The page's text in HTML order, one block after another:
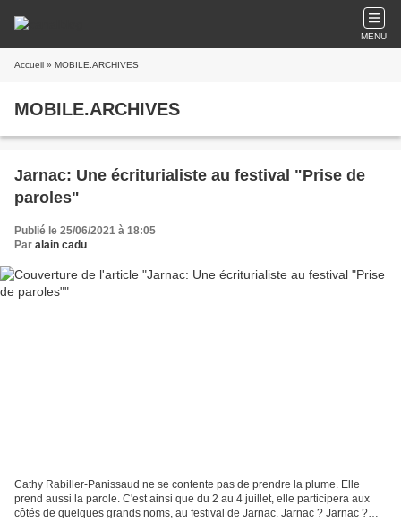
MENU
Accueil » MOBILE.ARCHIVES
MOBILE.ARCHIVES
Jarnac: Une écriturialiste au festival "Prise de
paroles"
Publié le 25/06/2021 à 18:05
Par alain cadu
Cathy Rabiller-Panissaud ne se contente pas de prendre la plume. Elle
prend aussi la parole. C'est ainsi que du 2 au 4 juillet, elle participera aux
côtés de quelques grands noms, au festival de Jarnac. Jarnac ? Jarnac ?